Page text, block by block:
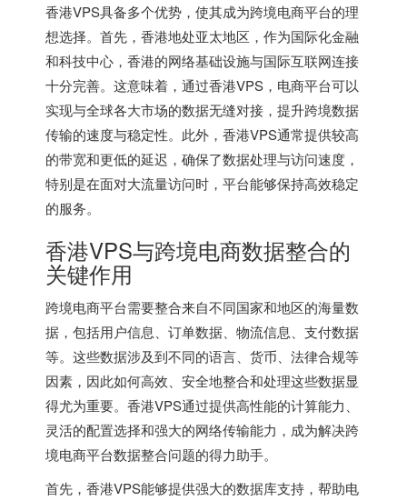
香港VPS具备多个优势，使其成为跨境电商平台的理
想选择。首先，香港地处亚太地区，作为国际化金融
和科技中心，香港的网络基础设施与国际互联网连接
十分完善。这意味着，通过香港VPS ，电商平台可以
实现与全球各大市场的数据无缝对接，提升跨境数据
传输的速度与稳定性。此外，香港VPS通常提供较高
的带宽和更低的延迟，确保了数据处理与访问速度，
特别是在面对大流量访问时，平台能够保持高效稳定
的服务。
香港VPS与跨境电商数据整合的
关键作用
跨境电商平台需要整合来自不同国家和地区的海量数
据，包括用户信息、订单数据、物流信息、支付数据
等。这些数据涉及到不同的语言、货币、法律合规等
因素，因此如何高效、安全地整合和处理这些数据显
得尤为重要。 香港VPS通过提供高性能的计算能力、
灵活的配置选择和强大的网络传输能力，成为解决跨
境电商平台数据整合问题的得力助手。
首先，香港VPS能够提供强大的数据库支持，帮助电